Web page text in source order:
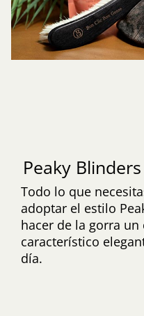
Peaky Blinders
Todo lo que
adoptar el estilo
hacer de la gorra un
característico
día.